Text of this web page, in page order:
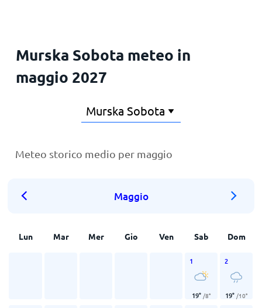
Murska Sobota meteo in
maggio 2027
Meteo storico medio per maggio
Maggio
Lun Mar Mer Gio Ven Sab Dom
1
19° /8°
2
19° /10°